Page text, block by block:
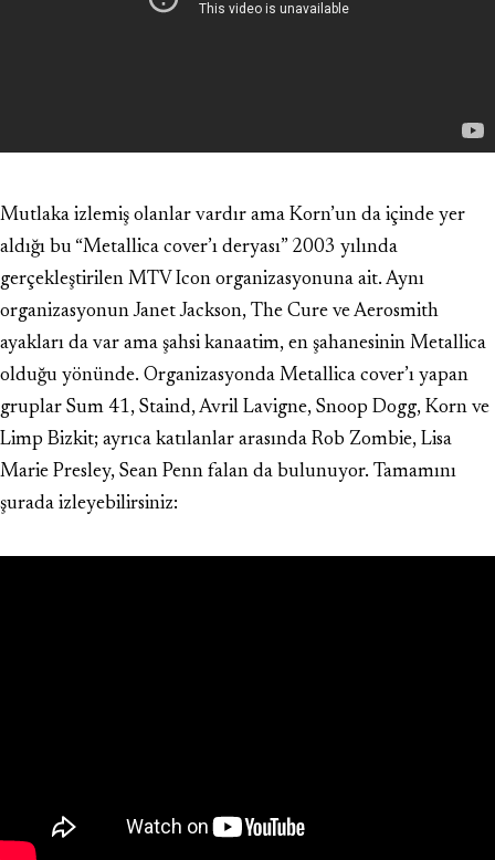
Mutlaka izlemiş olanlar vardır ama Korn’un da içinde yer
aldığı bu “Metallica cover’ı deryası” 2003 yılında
gerçekleştirilen MTV Icon organizasyonuna ait. Aynı
organizasyonun Janet Jackson, The Cure ve Aerosmith
ayakları da var ama şahsi kanaatim, en şahanesinin Metallica
olduğu yönünde. Organizasyonda Metallica cover’ı yapan
gruplar Sum 41, Staind, Avril Lavigne, Snoop Dogg, Korn ve
Limp Bizkit; ayrıca katılanlar arasında Rob Zombie, Lisa
Marie Presley, Sean Penn falan da bulunuyor. Tamamını
şurada izleyebilirsiniz: